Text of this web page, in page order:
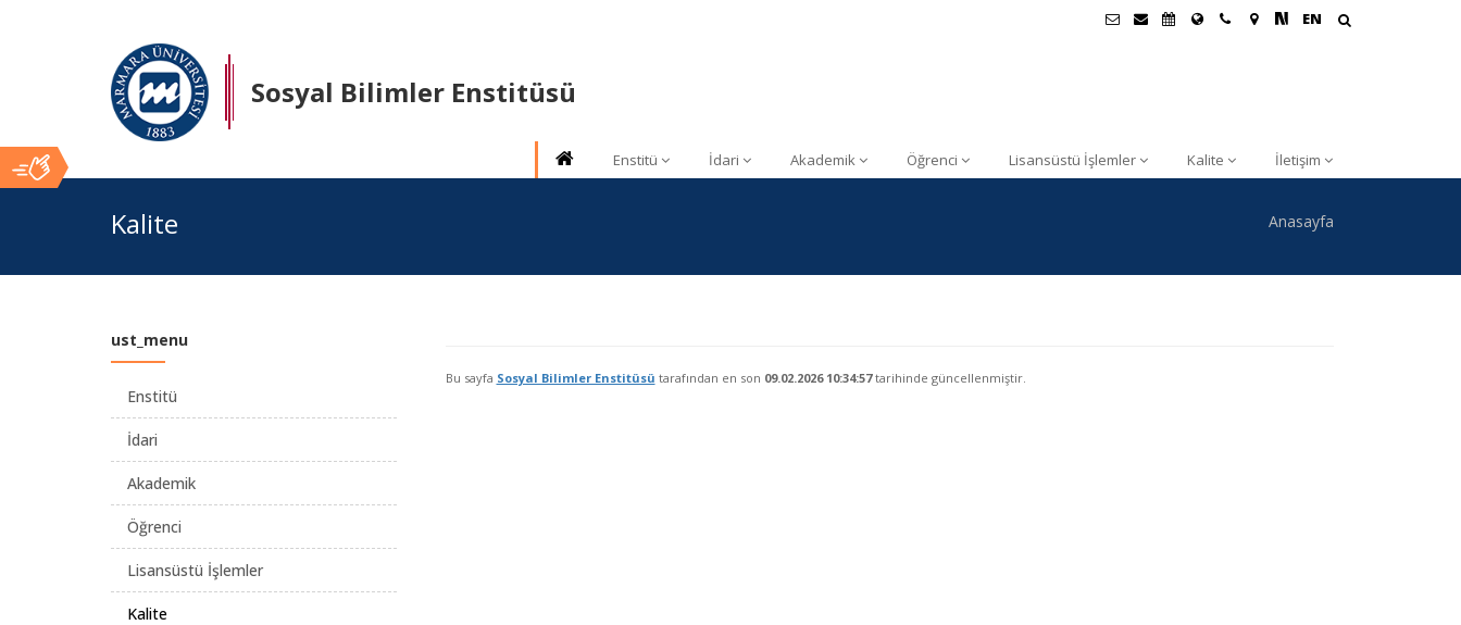
EN
Sosyal Bilimler Enstitüsü
Enstitü İdari Akademik Öğrenci Lisansüstü İşlemler Kalite İletişim
İçerik
Kalite Anasayfa
Bu sayfa Sosyal Bilimler Enstitüsü tarafından en son 09.02.2026 10:34:57tarihinde güncellenmiştir.
ust_menu
Enstitü
İdari
Akademik
Öğrenci
Lisansüstü İşlemler
Kalite